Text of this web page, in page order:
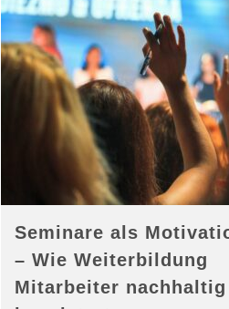
Seminare als
– Wie Weiterbildung
Mitarbeiter nachhaltig